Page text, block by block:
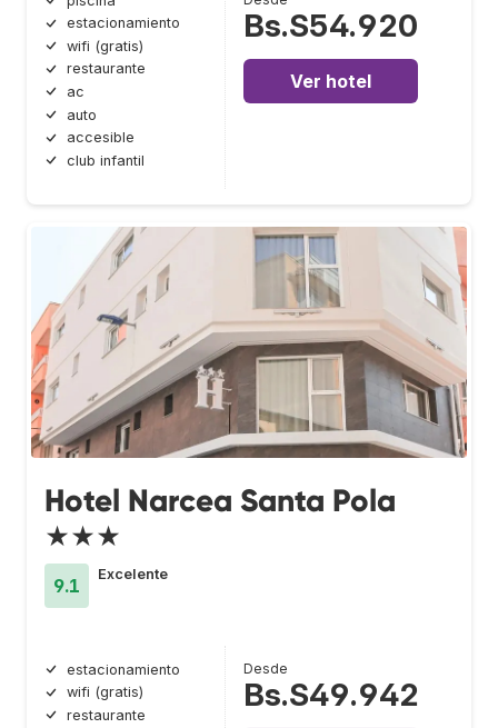
estacionamiento
wifi (gratis)
restaurante
ac
auto
accesible
club infantil
Bs.S54.920
Ver hotel
Hotel Narcea Santa Pola
★★★
9.1
Excelente
estacionamiento
wifi (gratis)
restaurante
Desde
Bs.S49.942